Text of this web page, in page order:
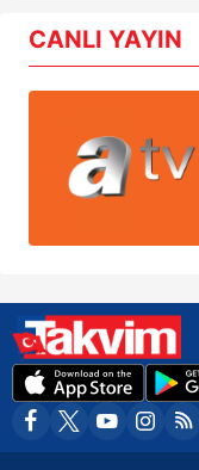
CANLI YAYIN